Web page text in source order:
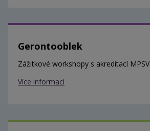
Gerontooblek
Zážitkové workshopy s akreditací MPSV
Více informací